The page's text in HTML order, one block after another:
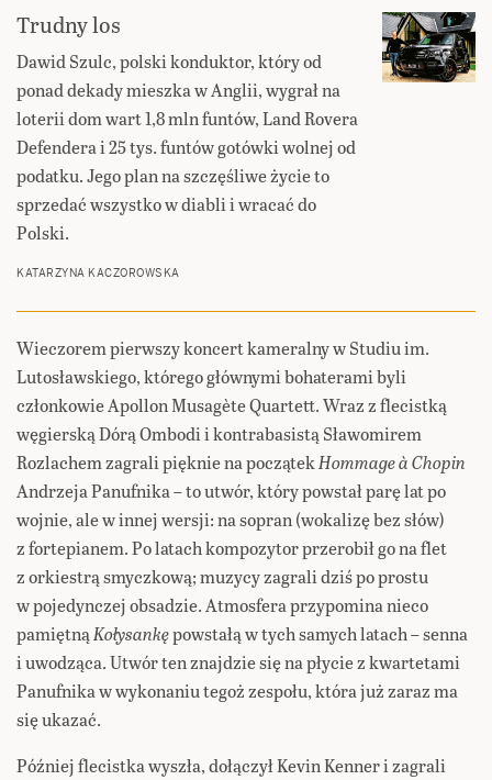
Trudny los
Dawid Szulc, polski konduktor, który od
ponad dekady mieszka w Anglii, wygrał na
loterii dom wart 1,8 mln funtów, Land Rovera
Defendera i 25 tys. funtów gotówki wolnej od
podatku. Jego plan na szczęśliwe życie to
sprzedać wszystko w diabli i wracać do
Polski.
KATARZYNA KACZOROWSKA
Wieczorem pierwszy koncert kameralny w Studiu im.
Lutosławskiego, którego głównymi bohaterami byli
członkowie Apollon Musagète Quartett. Wraz z flecistką
węgierską Dórą Ombodi i kontrabasistą Sławomirem
Rozlachem zagrali pięknie na początekHommage à Chopin
Andrzeja Panufnika – to utwór, który powstał parę lat po
wojnie, ale w innej wersji: na sopran (wokalizę bez słów)
z fortepianem. Po latach kompozytor przerobił go na flet
z orkiestrą smyczkową; muzycy zagrali dziś po prostu
w pojedynczej obsadzie. Atmosfera przypomina nieco
pamiętnąKołysankępowstałą w tych samych latach – senna
i uwodząca. Utwór ten znajdzie się na płycie z kwartetami
Panufnika w wykonaniu tegoż zespołu, która już zaraz ma
się ukazać.
Później flecistka wyszła, dołączył Kevin Kenner i zagrali